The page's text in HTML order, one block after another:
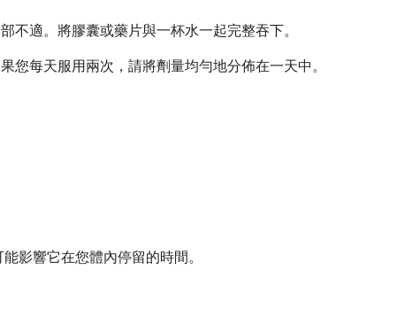
不適。將膠囊或藥片與一杯水一起完整吞下。
每天服用兩次，請將劑量均勻地分佈在一天中。
影響它在您體內停留的時間。